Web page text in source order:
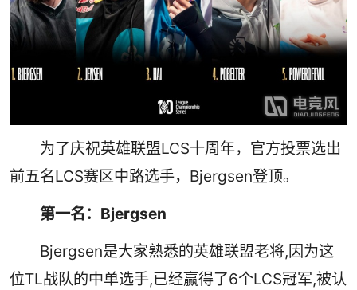
为了庆祝英雄联盟LCS十周年，官方投票选出
前五名LCS赛区中路选手，Bjergsen登顶。
第一名：Bjergsen
Bjergsen是大家熟悉的英雄联盟老将,因为这
位TL战队的中单选手,已经赢得了6个LCS冠军,被认